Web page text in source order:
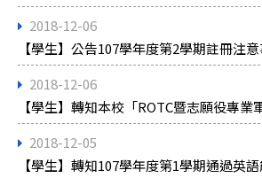
2018-12-06
【學生】公告107學年度第2學期註冊注
2018-12-06
【學生】轉知本校「ROTC暨志願役專業
2018-12-05
【學生】轉知107學年度第1學期通過英